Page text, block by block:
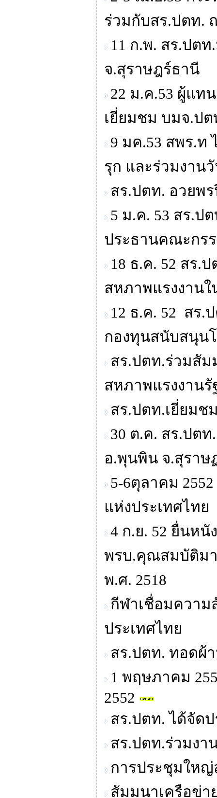
ร่วมกับสร.ปตท.
11 ก.พ. สร.ปต
จ.สุราษฎร์ธานี
22 ม.ค.53 ผู้แท
เยี่ยมชม บมจ.ปต
9 มค.53 สพร.ท
รุก และร่วมงาน
สร.ปตท. อวยพ
5 ม.ค. 53 สร.ป
ประธานคณะกร
18 ธ.ค. 52 สร.
สหภาพแรงงานใ
12 ธ.ค. 52 สร.
กองทุนสนับสนุน
สร.ปตท.ร่วมสั
สหภาพแรงงาน
สร.ปตท.เยี่ยมช
30 ต.ค. สร.ปต
อ.พุนพิน จ.สุราษ
5-6ตุลาคม
แห่งประเทศไทย
4 ก.ย. 52 ยื่นหนั
พรบ.คุณสมบัติมา
พ.ศ. 2518
กีฬาเชื่อมควา
ประเทศไทย
สร.ปตท. ทอดผ้
1 พฤษภาคม
2552
สร.ปตท. ได้จัด
สร.ปตท.ร่วมงา
การประชุมใหญ่
สัมมนาเครือข่า